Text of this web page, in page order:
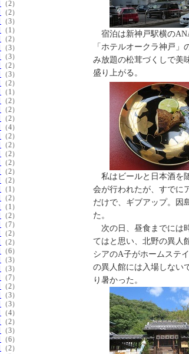
（2）
（2）
（3）
（1）
（2）
（3）
（3）
（2）
（3）
（2）
（1）
（2）
（2）
（2）
（4）
（2）
（2）
（2）
（2）
（2）
（2）
（1）
（2）
（1）
（2）
（7）
（2）
（2）
（6）
（3）
（3）
（7）
（2）
（3）
（3）
（4）
（2）
（3）
（6）
（2）
宿泊は新神戸駅横の
「ホテルオークラ神戸
み放題の松茸づくしで美
盛り上がる。
私はビールと日本酒を
会が行われたが、すでに
だけで、ギブアップ。因
た。
次の日、昼食までには
てはと思い、北野の異人
シアのA子がホームステ
の異人館には入場しない
り暑かった。